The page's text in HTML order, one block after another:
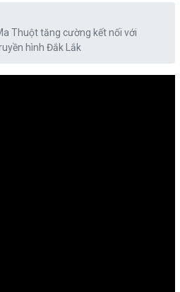
Thuột tăng cường kết nối với
hình Đắk Lắk